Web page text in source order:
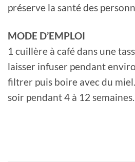
préserve la santé des
MODE D’EMPLOI
1 cuillère à café dans une
laisser infuser pendant
filtrer puis boire avec du
soir pendant 4 à 12 semaines.